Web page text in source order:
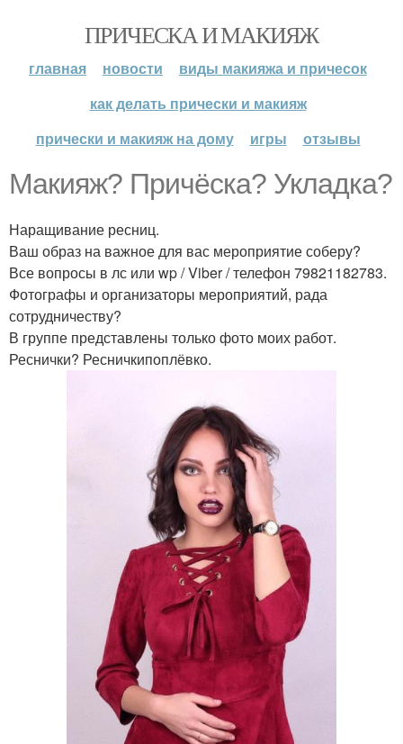
ПРИЧЕСКА И МАКИЯЖ
главная новости
виды макияжа и причесок
как делать прически и макияж
прически и макияж на дому
игры отзывы
Макияж? Причёска? Укладка?
Наращивание ресниц.
Ваш образ на важное для вас мероприятие соберу?
Все вопросы в лс или wp / Viber / телефон 79821182783.
Фотографы и организаторы мероприятий, рада
сотрудничеству?
В группе представлены только фото моих работ.
Реснички? Ресничкипоплёвко.